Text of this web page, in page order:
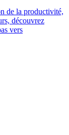
de la productivité,
découvrez
vers